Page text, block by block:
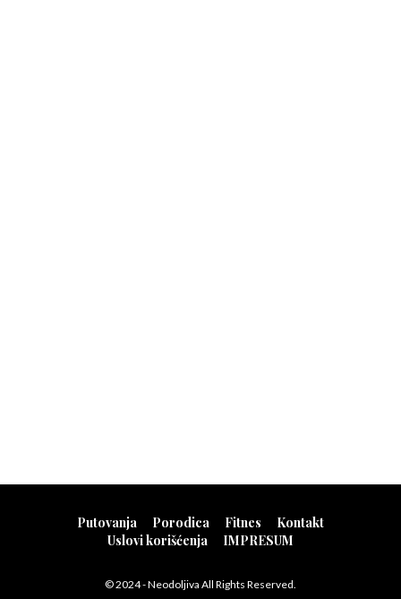
Putovanja Porodica Fitnes
Kontakt
Uslovi korišćenja
IMPRESUM
© 2024 - Neodoljiva All Rights Reserved.